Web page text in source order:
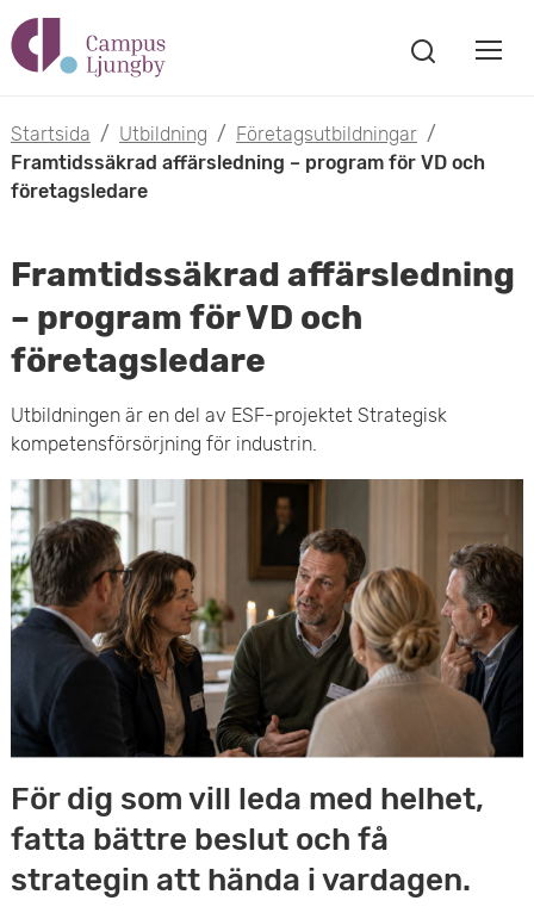
p
p
u
v
u
n
s
a
f
e
V
s
o
e
n
y
Startsida / Utbildning / Företagsutbildningar/
Framtidssäkrad affärsledning – program för VD och
företagsledare
Framtidssäkrad affärsledning
– program för VD och
företagsledare
Utbildningen är en del av ESF-projektet Strategisk
kompetensförsörjning för industrin.
För dig som vill leda med helhet,
fatta bättre beslut och få
strategin att hända i vardagen.